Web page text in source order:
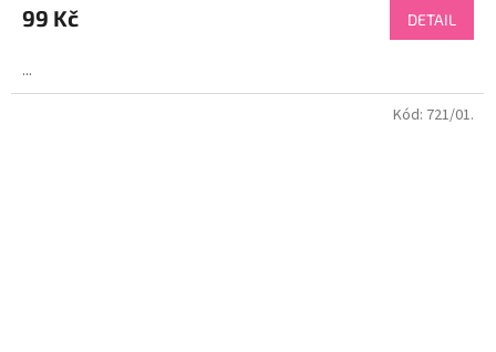
99 Kč DETAIL
...
Kód: 721/01.